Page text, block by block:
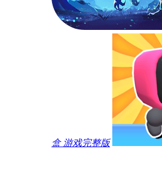
盒 游戏完整版